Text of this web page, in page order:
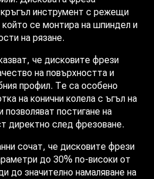
инструмент с режещи
се монтира на шпиндел и
на рязане.
че дисковите фрези
на повърхността и
профил. Те са особено
на конични колела с ъгъл на
позволяват постигане на
директно след фрезоване.
сочат, че дисковите фрези
до 30% по-високи от
до значително намаляване на